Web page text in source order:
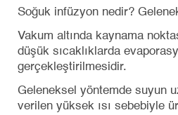
Soğuk infüzyon nedir?
Vakum altında kaynama
düşük sıcaklıklarda
gerçekleştirilmesidir.
Geleneksel yöntemde suyun
verilen yüksek ısı sebebiyle